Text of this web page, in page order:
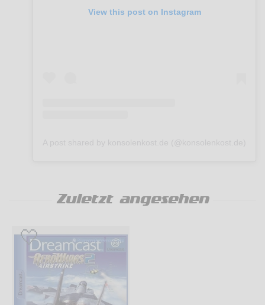
View this post on Instagram
Zuletzt angesehen